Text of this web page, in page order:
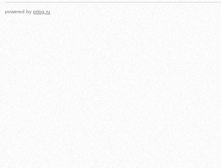
powered by prlog.ru